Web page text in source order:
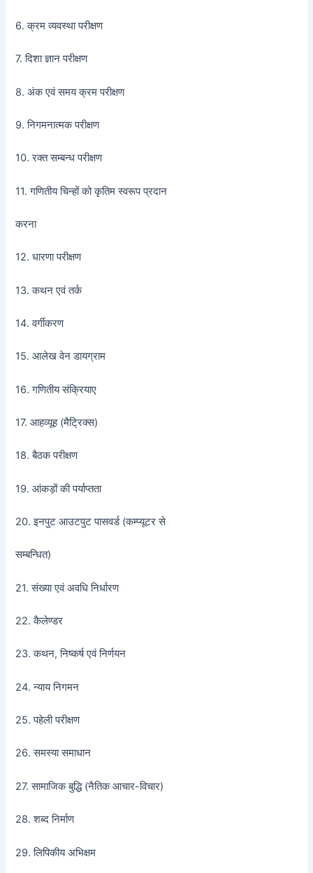
6. क्रम व्यवस्था परीक्षण
7. दिशा ज्ञान परीक्षण
8. अंक एवं समय क्रम परीक्षण
9. निगमनात्मक परीक्षण
10. रक्त सम्बन्ध परीक्षण
11. गणितीय चिन्हों को कृतिम स्वरूप प्रदान
करना
12. धारणा परीक्षण
13. कथन एवं तर्क
14. वर्गीकरण
15. आलेख वेन डायग्राम
16. गणितीय संक्रियाए
17. आहव्यूह (मैट्रिक्स)
18. बैठक परीक्षण
19. आंकड़ों की पर्याप्तता
20. इनपुट आउटपुट पासवर्ड (कम्प्यूटर से
सम्बन्धित)
21. संख्या एवं अवधि निर्धारण
22. कैलेण्डर
23. कथन, निष्कर्ष एवं निर्णयन
24. न्याय निगमन
25. पहेली परीक्षण
26. समस्या समाधान
27. सामाजिक बुद्धि (नैतिक आचार-विचार)
28. शब्द निर्माण
29. लिपिकीय अभिक्षम